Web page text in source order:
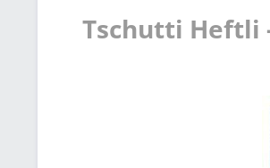
Tschutti Heftli